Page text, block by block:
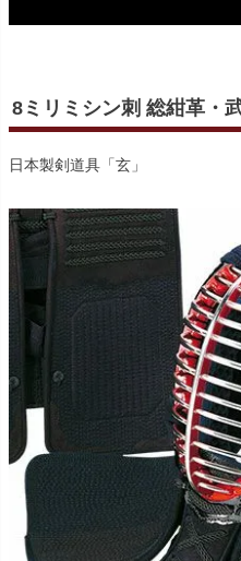
8ミリミシン刺 総紺革・
日本製剣道具「玄」